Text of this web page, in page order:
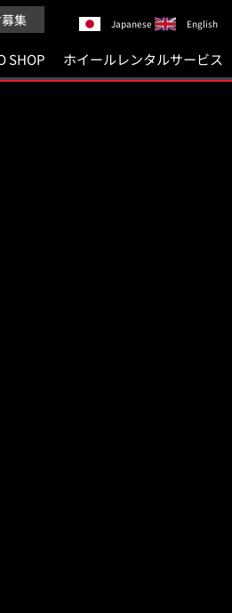
集 Japanese English
SHOP ホイールレンタルサービス